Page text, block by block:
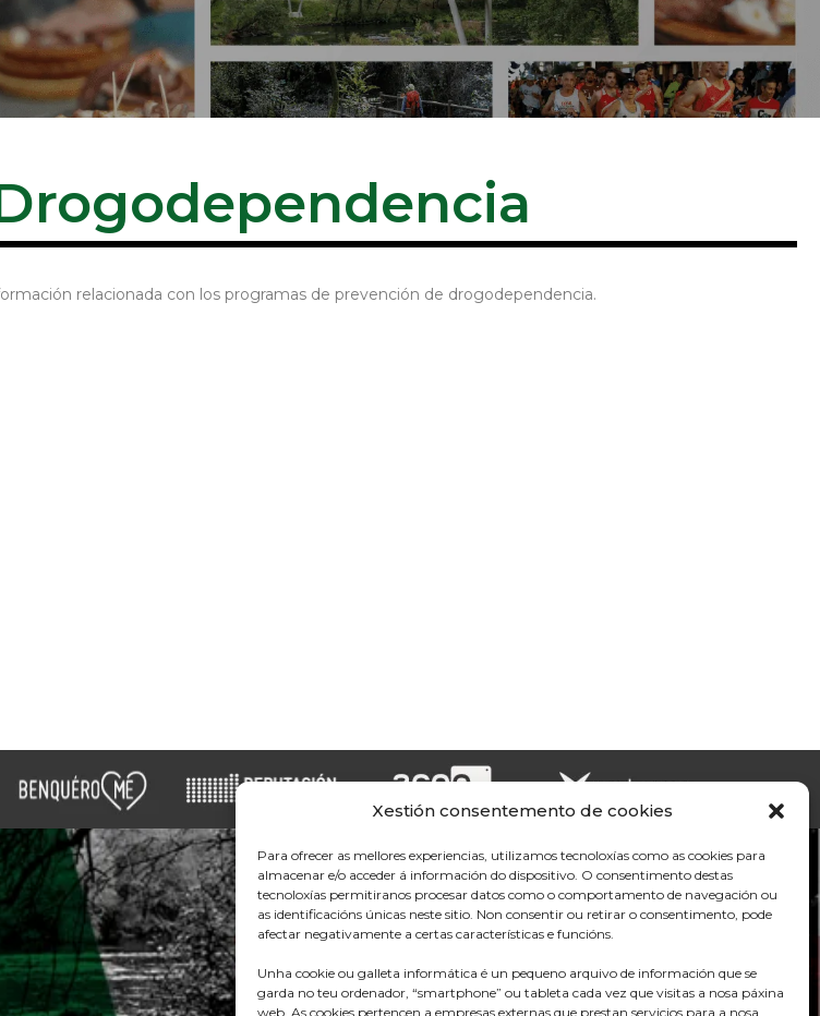
Xestión consentemento de cookies
Para ofrecer as mellores experiencias, utilizamos tecnoloxías como as cookies para
almacenar e/o acceder á información do dispositivo. O consentimento destas
tecnoloxías permitiranos procesar datos como o comportamento de navegación ou
as identificacións únicas neste sitio. Non consentir ou retirar o consentimento, pode
afectar negativamente a certas características e funcións.
Unha cookie ou galleta informática é un pequeno arquivo de información que se
garda no teu ordenador, “smartphone” ou tableta cada vez que visitas a nosa páxina
web. As cookies pertencen a empresas externas que prestan servicios para a nosa
relacionada con los programas de prevención de drogodependencia.